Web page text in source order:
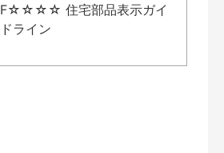
F☆☆☆☆ 住宅部品表示ガイ
ドライン